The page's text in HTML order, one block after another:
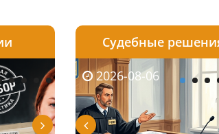
2026-08-05
2026-08-03
2026-08-06
Судебные
2026-08-06